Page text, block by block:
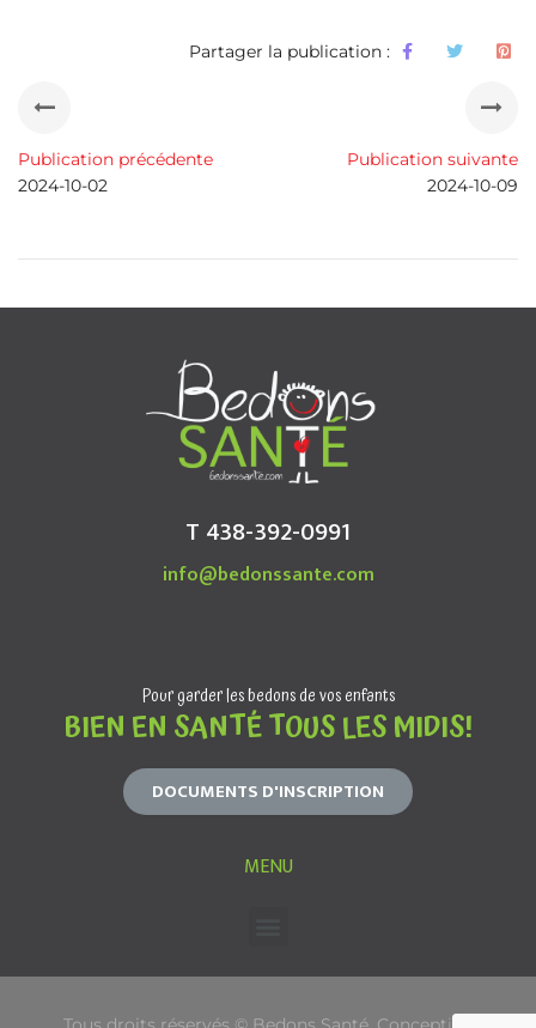
Partager la publication :
Publication précédente
2024-10-02
Publication suivante
2024-10-09
T 438-392-0991
info@bedonssante.com
Pour garder les bedons de vos enfants
BIEN EN SANTÉ TOUS LES MIDIS!
DOCUMENTS D'INSCRIPTION
MENU